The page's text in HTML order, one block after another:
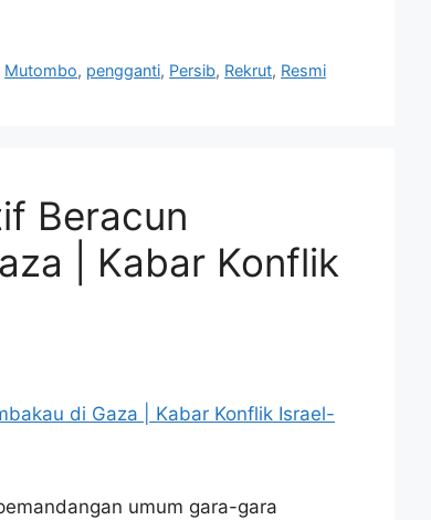
Mutombo, pengganti, Persib, Rekrut, Resmi
Beracun
| Kabar Konflik
umum gara-gara